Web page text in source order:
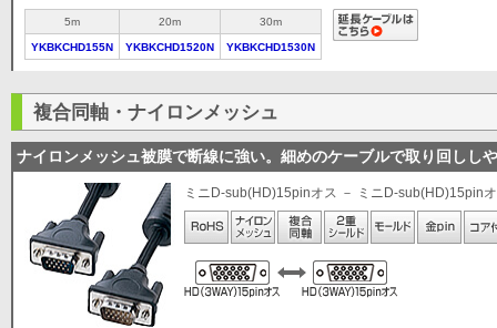
5m 20m 30m
YKBKCHD155N YKBKCHD1520N YKBKCHD1530N
複合同軸・ナイロンメッシュ
ナイロンメッシュ被膜で断線に強い。細めのケーブルで取り回しし
ミニD-sub(HD)15pinオス － ミニD-sub(HD)15pin